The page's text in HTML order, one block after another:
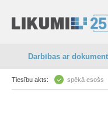
Darbības ar
Tiesību akts: spēkā esošs